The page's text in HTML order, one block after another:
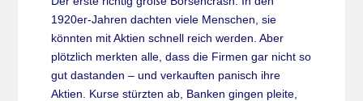
1920er-Jahren dachten viele Menschen, sie
könnten mit Aktien schnell reich werden. Aber
plötzlich merkten alle, dass die Firmen gar nicht so
gut dastanden – und verkauften panisch ihre
Aktien. Kurse stürzten ab, Banken gingen pleite,